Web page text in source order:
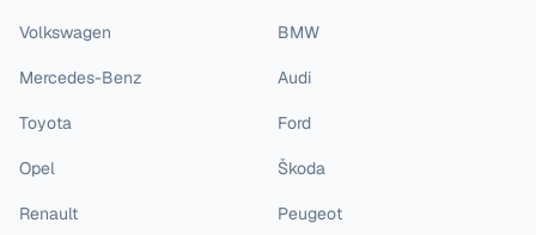
Volkswagen BMW
Mercedes-Benz Audi
Toyota Ford
Opel Škoda
Renault Peugeot